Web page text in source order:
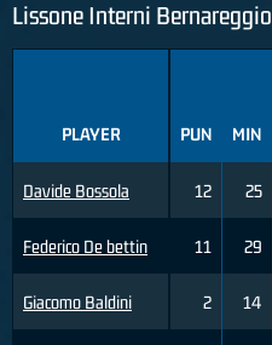
Lissone Interni Bernareggio
PLAYER
Davide Bossola
Federico De bettin
Giacomo Baldini
PUN MIN
12 25
11 29
2 14